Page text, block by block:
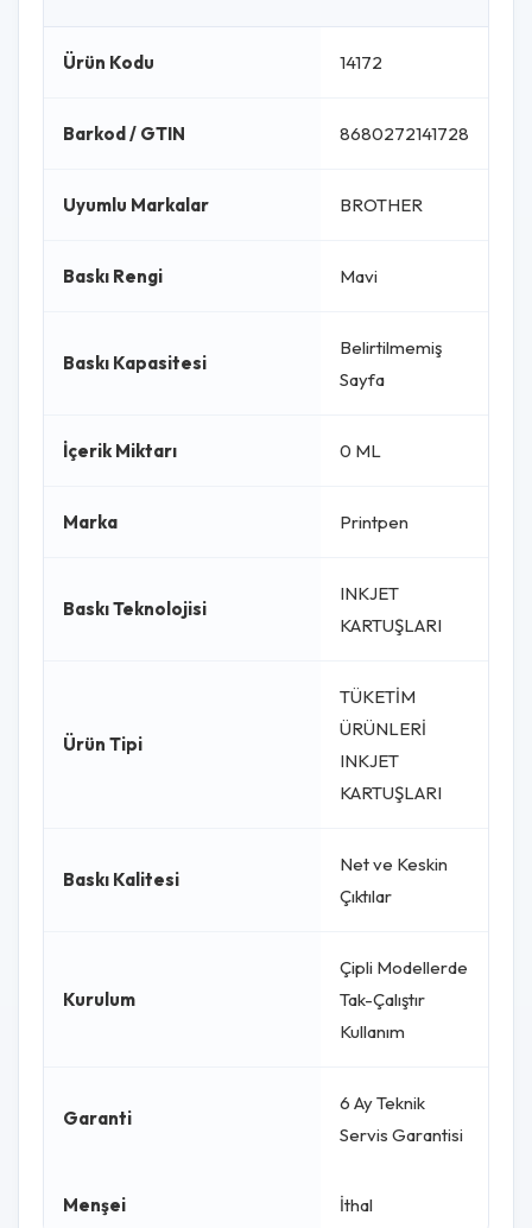
Ürün Kodu 14172
Barkod / GTIN 8680272141728
Uyumlu Markalar BROTHER
Baskı Rengi Mavi
Baskı Kapasitesi
Belirtilmemiş
Sayfa
İçerik Miktarı 0 ML
Marka Printpen
Baskı Teknolojisi
INKJET
KARTUŞLARI
Ürün Tipi
TÜKETİM
ÜRÜNLERİ
INKJET
KARTUŞLARI
Baskı Kalitesi
Net ve Keskin
Çıktılar
Kurulum
Çipli Modellerde
Tak-Çalıştır
Kullanım
Garanti
6 Ay Teknik
Servis Garantisi
Menşei İthal